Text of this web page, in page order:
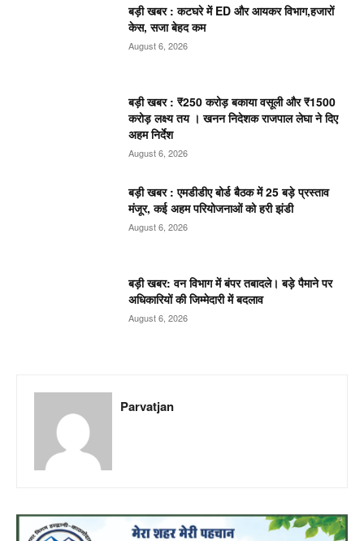
बड़ी खबर : कटघरे में ED और आयकर विभाग,हजारों
केस, सजा बेहद कम
August 6, 2026
बड़ी खबर : ₹250 करोड़ बकाया वसूली और ₹1500
करोड़ लक्ष्य तय । खनन निदेशक राजपाल लेघा ने दिए
अहम निर्देश
August 6, 2026
बड़ी खबर : एमडीडीए बोर्ड बैठक में 25 बड़े प्रस्ताव
मंजूर, कई अहम परियोजनाओं को हरी झंडी
August 6, 2026
बड़ी खबर: वन विभाग में बंपर तबादले। बड़े पैमाने पर
अधिकारियों की जिम्मेदारी में बदलाव
August 6, 2026
Parvatjan